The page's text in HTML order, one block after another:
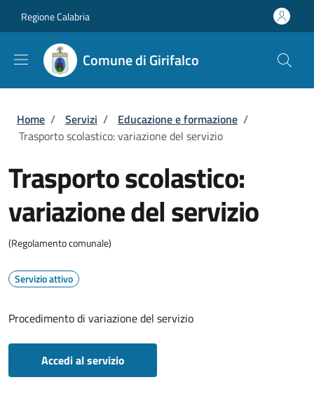
Regione Calabria
Comune di Girifalco
Briciole di pane
Home / Servizi / Educazione e formazione /
Trasporto scolastico: variazione del servizio
Trasporto scolastico:
variazione del servizio
(Regolamento comunale)
Servizio attivo
Procedimento di variazione del servizio
Accedi al servizio